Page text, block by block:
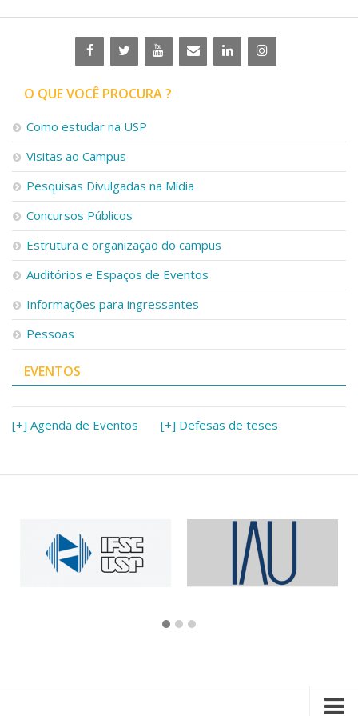
O QUE VOCÊ PROCURA ?
Como estudar na USP
Visitas ao Campus
Pesquisas Divulgadas na Mídia
Concursos Públicos
Estrutura e organização do campus
Auditórios e Espaços de Eventos
Informações para ingressantes
Pessoas
EVENTOS
[+] Agenda de Eventos [+] Defesas de teses